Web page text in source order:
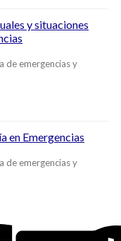
y situaciones
de emergencias y
en Emergencias
de emergencias y